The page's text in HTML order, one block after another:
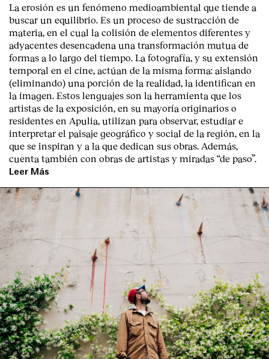
La erosión es un fenómeno medioambiental que tiende a
buscar un equilibrio. Es un proceso de sustracción de
materia, en el cual la colisión de elementos diferentes y
adyacentes desencadena una transformación mutua de
formas a lo largo del tiempo. La fotografía, y su extensión
temporal en el cine, actúan de la misma forma: aislando
(eliminando) una porción de la realidad, la identifican en
la imagen. Estos lenguajes son la herramienta que los
artistas de la exposición, en su mayoría originarios o
residentes en Apulia, utilizan para observar, estudiar e
interpretar el paisaje geográfico y social de la región, en la
que se inspiran y a la que dedican sus obras. Además,
cuenta también con obras de artistas y miradas “de paso”.
Leer Más